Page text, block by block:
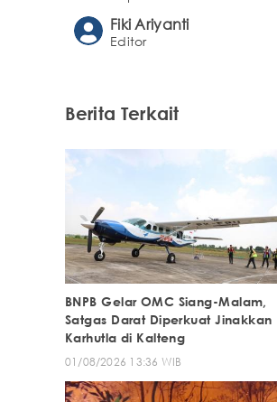
Fiki Ariyanti
Editor
Berita Terkait
BNPB Gelar OMC Siang-Malam,
Satgas Darat Diperkuat Jinakkan
Karhutla di Kalteng
01/08/2026 13:36 WIB